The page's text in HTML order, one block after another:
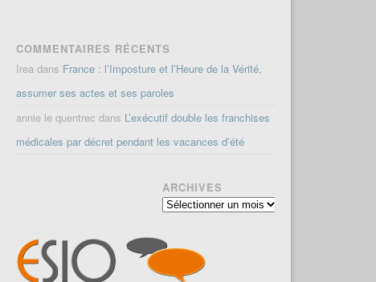
COMMENTAIRES RÉCENTS
Irea dans France : l’Imposture et l’Heure de la Vérité,
assumer ses actes et ses paroles
annie le quentrec dans L’exécutif double les franchises
médicales par décret pendant les vacances d’été
ARCHIVES
Archives